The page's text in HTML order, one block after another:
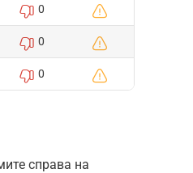
0
0
0
справа на